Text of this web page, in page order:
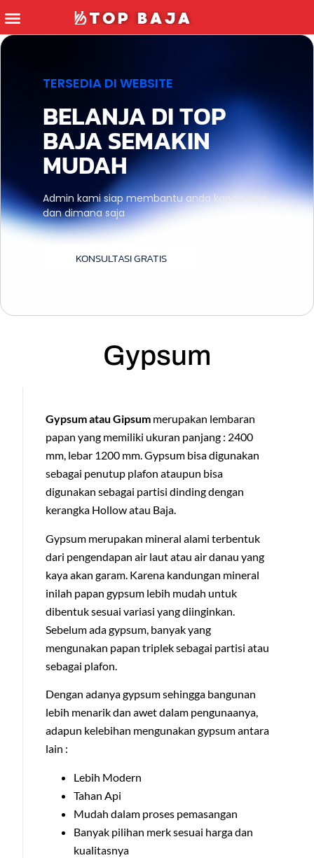
TERSEDIA DI WEBSITE
BELANJA DI TOP
BAJA SEMAKIN
MUDAH
Admin kami siap membantu anda kapan saja
dan dimana saja
KONSULTASI GRATIS
Gypsum
Gypsum atau Gipsum merupakan lembaran
papan yang memiliki ukuran panjang : 2400
mm, lebar 1200 mm. Gypsum bisa digunakan
sebagai penutup plafon ataupun bisa
digunakan sebagai partisi dinding dengan
kerangka Hollow atau Baja.
Gypsum merupakan mineral alami terbentuk
dari pengendapan air laut atau air danau yang
kaya akan garam. Karena kandungan mineral
inilah papan gypsum lebih mudah untuk
dibentuk sesuai variasi yang diinginkan.
Sebelum ada gypsum, banyak yang
mengunakan papan triplek sebagai partisi atau
sebagai plafon.
Dengan adanya gypsum sehingga bangunan
lebih menarik dan awet dalam pengunaanya,
adapun kelebihan mengunakan gypsum antara
lain :
Lebih Modern
Tahan Api
Mudah dalam proses pemasangan
Banyak pilihan merk sesuai harga dan
kualitasnya